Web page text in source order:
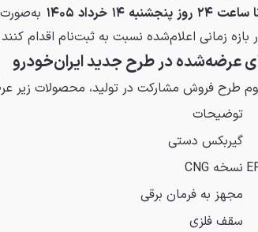
۲۴ روز پنجشنبه ۱۴ خرداد ۱۴۰۵
به‌صورت
بازه زمانی اعلام‌شده نسبت به ثبت‌نام اقدام
عرضه‌شده در طرح جدید ایران‌خودرو
طرح فروش مشارکت در تولید، محصولات زیر
توضیحات
گیربکس دستی
نسخه CNG
مجهز به فرمان برقی
سقف فلزی